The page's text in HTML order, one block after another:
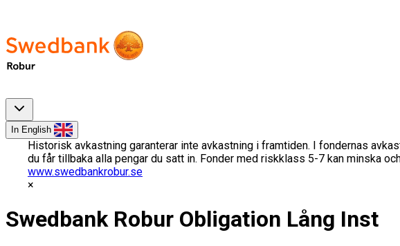
In English
Historisk avkastning garanterar inte avkastning i framtiden. I fondernas
du får tillbaka alla pengar du satt in. Fonder med riskklass 5-7 kan minska
www.swedbankrobur.se
Swedbank Robur Obligation Lång Inst